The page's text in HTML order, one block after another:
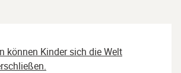
können Kinder sich die Welt